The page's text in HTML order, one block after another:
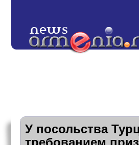
У посольства
требованием